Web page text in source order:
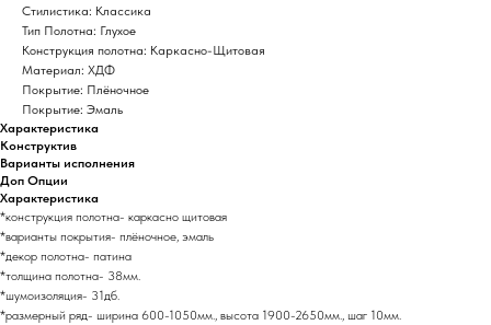
Стилистика: Классика
Тип Полотна: Глухое
Конструкция полотна: Каркасно-Щитовая
Материал: ХДФ
Покрытие: Плёночное
Покрытие: Эмаль
Характеристика
Конструктив
Варианты исполнения
Доп Опции
Характеристика
*конструкция полотна- каркасно щитовая
*варианты покрытия- плёночное, эмаль
*декор полотна- патина
*толщина полотна- 38мм.
*шумоизоляция- 31дб.
*размерный ряд- ширина 600-1050мм., высота 1900-2650мм., шаг 10мм.